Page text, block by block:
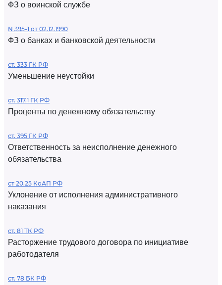
ФЗ о воинской службе
N 395-1 от 02.12.1990
ФЗ о банках и банковской деятельности
ст. 333 ГК РФ
Уменьшение неустойки
ст. 317.1 ГК РФ
Проценты по денежному обязательству
ст. 395 ГК РФ
Ответственность за неисполнение денежного
обязательства
ст 20.25 КоАП РФ
Уклонение от исполнения административного
наказания
ст. 81 ТК РФ
Расторжение трудового договора по инициативе
работодателя
ст. 78 БК РФ